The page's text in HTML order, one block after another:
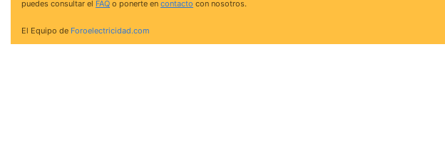
puedes consultar el FAQ o ponerte en contacto con nosotros.
El Equipo de Foroelectricidad.com